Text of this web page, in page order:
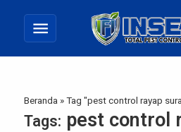
menu
Beranda »Tag "pest control rayap
Tags: pest control